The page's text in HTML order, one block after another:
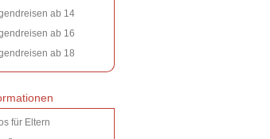
ab 14
ab 16
ab 18
für Eltern